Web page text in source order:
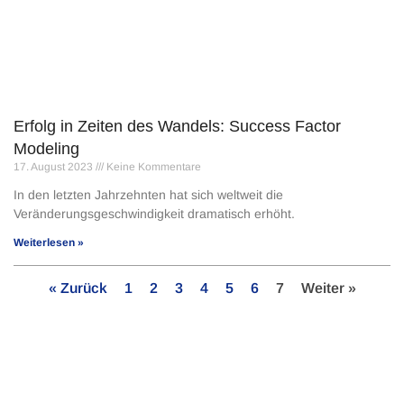
Erfolg in Zeiten des Wandels: Success Factor
Modeling
17. August 2023 Keine Kommentare
In den letzten Jahrzehnten hat sich weltweit die
Veränderungsgeschwindigkeit dramatisch erhöht.
Weiterlesen »
« Zurück 1 2 3 4 5 6 7 Weiter »